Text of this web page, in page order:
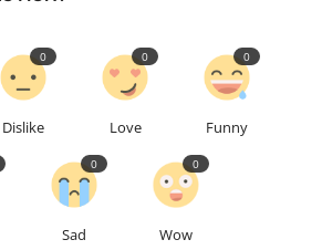
Dislike
0
Love
0
Funny
0
Sad
0
Wow
0